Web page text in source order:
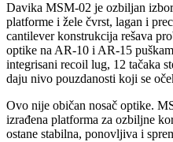
Davika MSM-02 je ozbiljan
platforme i žele čvrst, lagan i
cantilever konstrukcija rešava
optike na AR-10 i AR-15
integrisani recoil lug, 12 tačaka
daju nivo pouzdanosti koji se
Ovo nije običan nosač optike.
izrađena platforma za ozbiljne
ostane stabilna, ponovljiva i